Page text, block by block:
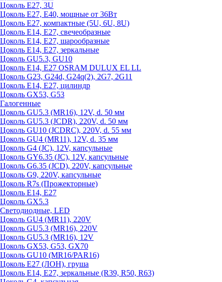
Цоколь Е27, 3U
Цоколь Е27, Е40, мощные от 36Вт
Цоколь Е27, компактные (5U, 6U, 8U)
Цоколь Е14, Е27, свечеобразные
Цоколь Е14, Е27, шарообразные
Цоколь Е14, Е27, зеркальные
Цоколь GU5.3, GU10
Цоколь Е14, Е27 OSRAM DULUX EL LL
Цоколь G23, G24d, G24q(2), 2G7, 2G11
Цоколь Е14, Е27, цилиндр
Цоколь GX53, G53
Галогенные
Цоколь GU5.3 (MR16), 12V, d. 50 мм
Цоколь GU5.3 (JCDR), 220V, d. 50 мм
Цоколь GU10 (JCDRC), 220V, d. 55 мм
Цоколь GU4 (MR11), 12V, d. 35 мм
Цоколь G4 (JC), 12V, капсульные
Цоколь GY6.35 (JC), 12V, капсульные
Цоколь G6.35 (JCD), 220V, капсульные
Цоколь G9, 220V, капсульные
Цоколь R7s (Прожекторные)
Цоколь E14, E27
Цоколь GX5.3
Светодиодные, LED
Цоколь GU4 (MR11), 220V
Цоколь GU5.3 (MR16), 220V
Цоколь GU5.3 (MR16), 12V
Цоколь GX53, G53, GX70
Цоколь GU10 (MR16/PAR16)
Цоколь Е27 (ЛОН), груша
Цоколь Е14, Е27, зеркальные (R39, R50, R63)